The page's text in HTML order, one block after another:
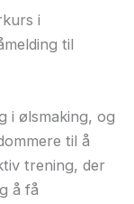
i
til
i ølsmaking, og
til å
trening, der
å få